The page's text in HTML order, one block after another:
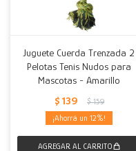
Juguete Cuerda Trenzada 2
Pelotas Tenis Nudos para
Mascotas - Amarillo
$ 139 $ 159
12